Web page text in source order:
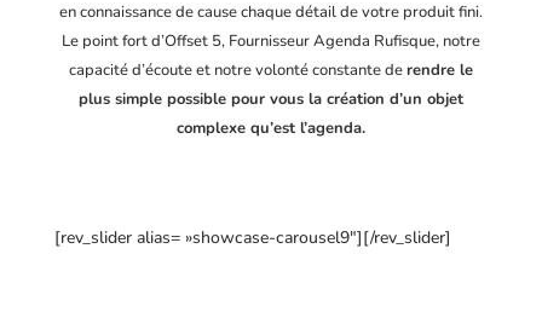
en connaissance de cause chaque détail de votre produit fini.
Le point fort d’Offset 5, Fournisseur Agenda Rufisque, notre
capacité d’écoute et notre volonté constante derendre le
plus simple possible pour vous la création d’un objet
complexe qu’est l’agenda.
[rev_slider alias= »showcase-carousel9″][/rev_slider]